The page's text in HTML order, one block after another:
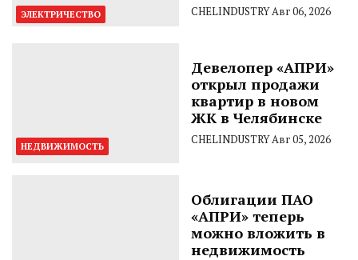
ЭЛЕКТРИЧЕСТВО CHELINDUSTRYАвг 06, 2026
НЕДВИЖИМОСТЬ
Девелопер «АПРИ»
открыл продажи
квартир в новом
ЖК в Челябинске
CHELINDUSTRYАвг 05, 2026
Облигации ПАО
«АПРИ» теперь
можно вложить в
недвижимость